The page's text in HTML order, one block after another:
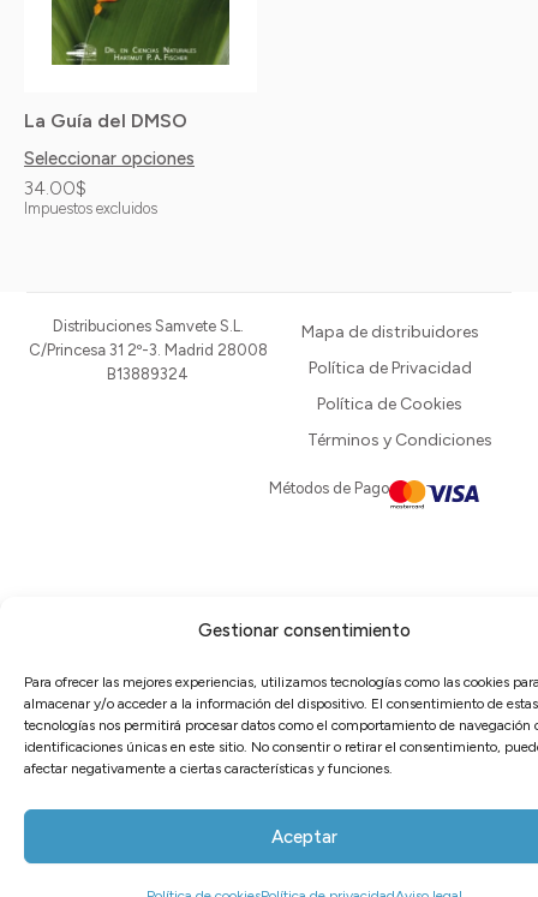
Gestionar consentimiento
Para ofrecer las mejores experiencias, utilizamos tecnologías como las cookies
almacenar y/o acceder a la información del dispositivo. El consentimiento de estas
tecnologías nos permitirá procesar datos como el comportamiento de navegación
identificaciones únicas en este sitio. No consentir o retirar el consentimiento,
afectar negativamente a ciertas características y funciones.
Aceptar
La Guía del DMSO
34.00$
Impuestos excluidos
Seleccionar opciones
opciones
elegir
en
la
Distribuciones Samvete S.L.
C/Princesa 31 2º-3. Madrid 28008
B13889324
Mapa de distribuidores
Política de Privacidad
Política de Cookies
Términos y Condiciones
Métodos de Pago